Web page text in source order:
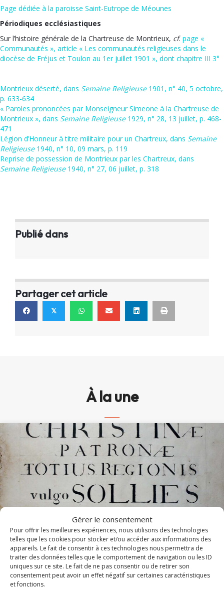
Gérer le consentement
Pour offrir les meilleures expériences, nous utilisons des technologies
telles que les cookies pour stocker et/ou accéder aux informations des
appareils. Le fait de consentir à ces technologies nous permettra de
traiter des données telles que le comportement de navigation ou les ID
uniques sur ce site. Le fait de ne pas consentir ou de retirer son
consentement peut avoir un effet négatif sur certaines caractéristiques
et fonctions.
Page dédiée à la paroisse Saint-Eutrope de Méounes
Périodiques ecclésiastiques
Sur l’histoire générale de la Chartreuse de Montrieux, cf. page «
Communautés », article « Les communautés religieuses dans le
diocèse de Fréjus et Toulon au 1er juillet 1901 », dont chapitre III 3°
Montrieux déserté, dans Semaine Religieuse1901, n° 40, 5 octobre,
p. 633-634
« Paroles prononcées par Monseigneur Simeone à la Chartreuse de
Montrieux », dans Semaine Religieuse1929, n° 28, 13 juillet, p. 468-
471
Légion d’Honneur à titre militaire pour un Chartreux, dans Semaine
Religieuse1940, n° 10, 09 mars, p. 119
Reprise de possession de Montrieux par les Chartreux, dans
Semaine Religieuse1940, n° 27, 06 juillet, p. 318
Publié dans
Partager cet article
𝕏
À la une
Messe et Vêpres de sainte Christine (1820)
En l'honneur de sainte Christine, les Archives diocésaines